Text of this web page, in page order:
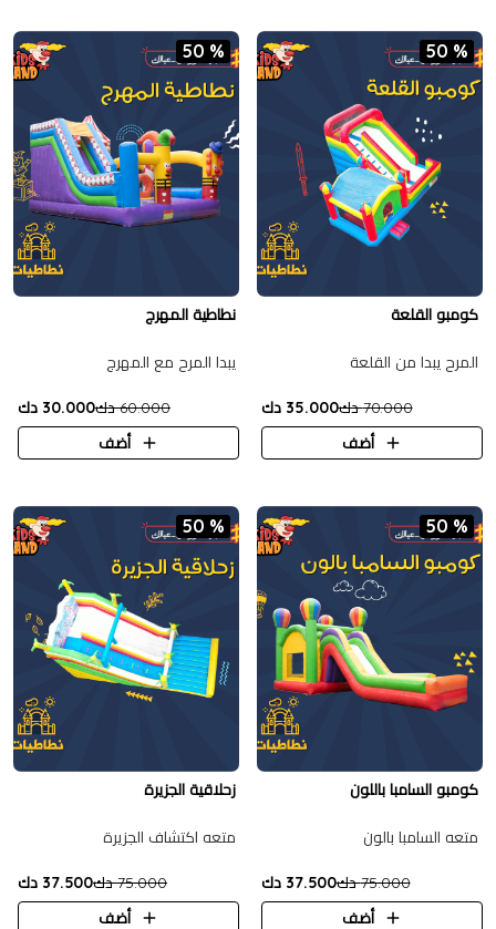
50 %
كومبو القلعة
المرح يبدا من القلعة
70.000 دك
35.000 دك
أضف
50 %
نطاطية المهرج
يبدا المرح مع المهرج
60.000 دك
30.000 دك
أضف
50 %
كومبو السامبا باللون
متعه السامبا بالون
75.000 دك
37.500 دك
أضف
50 %
زحلاقية الجزيرة
متعه اكتشاف الجزيرة
75.000 دك
37.500 دك
أضف